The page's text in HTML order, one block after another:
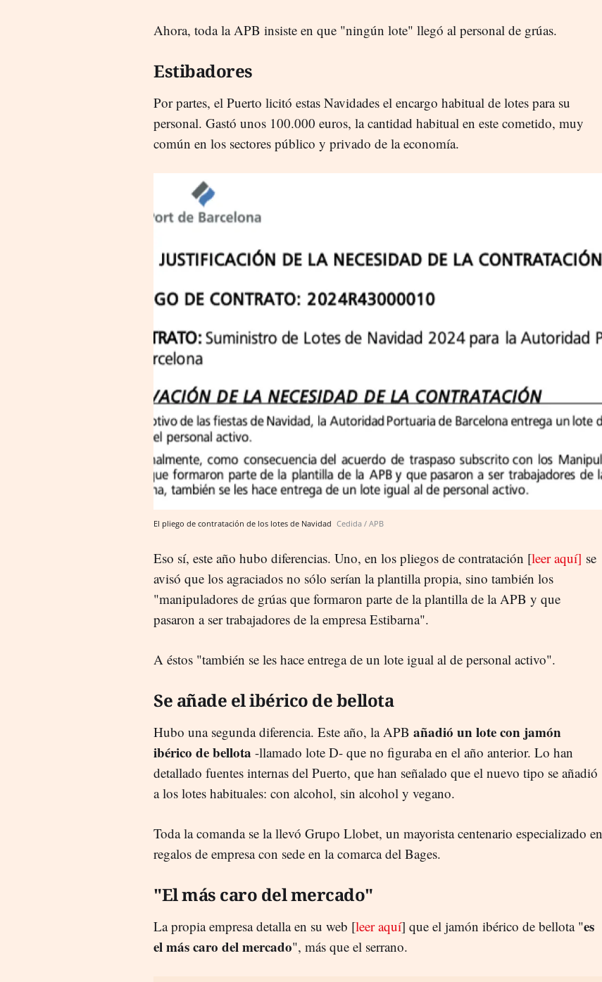
Ahora, toda la APB insiste en que "ningún lote" llegó al personal de grúas.
Estibadores
Por partes, el Puerto licitó estas Navidades el encargo habitual de lotes para su
personal. Gastó unos 100.000 euros, la cantidad habitual en este cometido, muy
común en los sectores público y privado de la economía.
El pliego de contratación de los lotes de Navidad Cedida / APB
Eso sí, este año hubo diferencias. Uno, en los pliegos de contratación [leer aquí] se
avisó que los agraciados no sólo serían la plantilla propia, sino también los
"manipuladores de grúas que formaron parte de la plantilla de la APB y que
pasaron a ser trabajadores de la empresa Estibarna".
A éstos "también se les hace entrega de un lote igual al de personal activo".
Se añade el ibérico de bellota
Hubo una segunda diferencia. Este año, la APB añadió un lote con jamón
ibérico de bellota -llamado lote D- que no figuraba en el año anterior. Lo han
detallado fuentes internas del Puerto, que han señalado que el nuevo tipo se añadió
a los lotes habituales: con alcohol, sin alcohol y vegano.
Toda la comanda se la llevó Grupo Llobet, un mayorista centenario especializado en
regalos de empresa con sede en la comarca del Bages.
"El más caro del mercado"
La propia empresa detalla en su web [leer aquí] que el jamón ibérico de bellota "es
el más caro del mercado", más que el serrano.